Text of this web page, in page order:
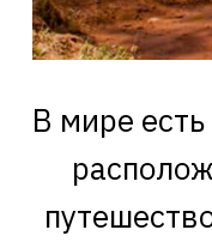
В мире